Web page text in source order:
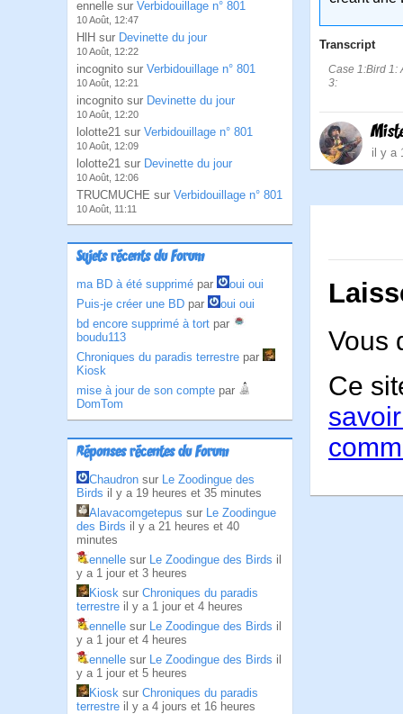
ennelle sur Verbidouillage n° 801
10 Août, 12:47
HlH sur Devinette du jour
10 Août, 12:22
incognito sur Verbidouillage n° 801
10 Août, 12:21
incognito sur Devinette du jour
10 Août, 12:20
lolotte21 sur Verbidouillage n° 801
10 Août, 12:09
lolotte21 sur Devinette du jour
10 Août, 12:06
TRUCMUCHE sur Verbidouillage n° 801
10 Août, 11:11
Sujets récents du Forum
ma BD à été supprimé par
oui oui
Puis-je créer une BD par
oui oui
bd encore supprimé à tort par
boudu113
Chroniques du paradis terrestre par
Kiosk
mise à jour de son compte par
DomTom
Réponses récentes du Forum
Chaudron sur Le Zoodingue des
Birds il y a 19 heures et 35 minutes
Alavacomgetepus sur Le Zoodingue
des Birds il y a 21 heures et 40
minutes
ennelle sur Le Zoodingue des Birds il
y a 1 jour et 3 heures
Kiosk sur Chroniques du paradis
terrestre il y a 1 jour et 4 heures
ennelle sur Le Zoodingue des Birds il
y a 1 jour et 4 heures
ennelle sur Le Zoodingue des Birds il
y a 1 jour et 5 heures
Kiosk sur Chroniques du paradis
terrestre il y a 4 jours et 16 heures
Transcript
Case 1:Bird 1:
3:
il y a
Vous
Ce